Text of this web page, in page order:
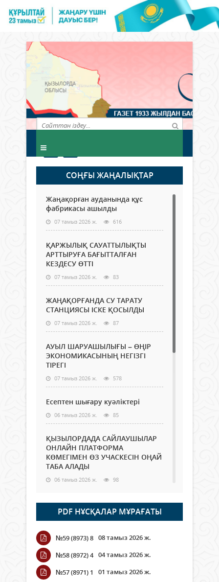
СОҢҒЫ ЖАҢАЛЫҚТАР
Жаңақорған ауданында құс
фабрикасы ашылды
07 тамыз 2026 ж. 616
ҚАРЖЫЛЫҚ САУАТТЫЛЫҚТЫ
АРТТЫРУҒА БАҒЫТТАЛҒАН
КЕЗДЕСУ ӨТТІ
07 тамыз 2026 ж. 83
ЖАҢАҚОРҒАНДА СУ ТАРАТУ
СТАНЦИЯСЫ ІСКЕ ҚОСЫЛДЫ
07 тамыз 2026 ж. 87
АУЫЛ ШАРУАШЫЛЫҒЫ – ӨҢІР
ЭКОНОМИКАСЫНЫҢ НЕГІЗГІ
ТІРЕГІ
07 тамыз 2026 ж. 578
Есептен шығару куәліктері
06 тамыз 2026 ж. 85
ҚЫЗЫЛОРДАДА САЙЛАУШЫЛАР
ОНЛАЙН ПЛАТФОРМА
КӨМЕГІМЕН ӨЗ УЧАСКЕСІН ОҢАЙ
ТАБА АЛАДЫ
06 тамыз 2026 ж. 98
Open Air: Қызылорда облысы
полиция департаменті 20
мыңнан астам көрерменнің
қауіпсіздігін қамтамасыз етті
06 тамыз 2026 ж.
Wi-Fi ҚАБЫРҒА АРҚЫЛЫ ҚАЛАЙ
ӨТЕДІ?
PDF НҰСҚАЛАР МҰРАҒАТЫ
№59 (8973) 8 08 тамыз 2026 ж.
№58 (8972) 4 04 тамыз 2026 ж.
№57 (8971) 1
01 тамыз 2026 ж.